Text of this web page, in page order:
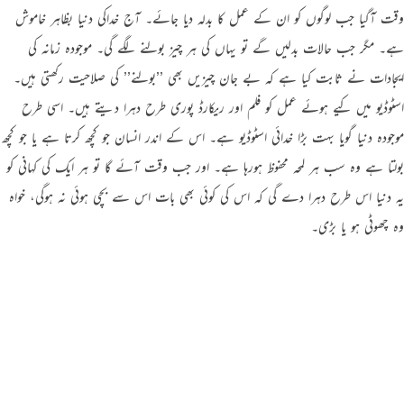
وقت آگیا جب لوگوں کو ان کے عمل کا بدلہ دیا جائے۔ آج خداکی دنیا بظاہر خاموش
ہے۔ مگر جب حالات بدلیں گے تو یہاں کی ہر چیز بولنے لگے گی۔ موجودہ زمانہ کی
ایجادات نے ثابت کیا ہے کہ بے جان چیزیں بھی ’’بولنے’’ کی صلاحیت رکھتی ہیں۔
اسٹوڈیو میں کیے ہوئے عمل کو فلم اور ریکارڈ پوری طرح دہرا دیتے ہیں۔ اسی طرح
موجودہ دنیا گویا بہت بڑا خدائی اسٹوڈیو ہے۔ اس کے اندر انسان جو کچھ کرتا ہے یا جو کچھ
بولتا ہے وہ سب ہر لمحہ محفوظ ہورہا ہے۔ اور جب وقت آئے گا تو ہر ایک کی کہانی کو
یہ دنیا اس طرح دہرا دے گی کہ اس کی کوئی بھی بات اس سے بچی ہوئی نہ ہوگی، خواہ
وہ چھوٹی ہو یا بڑی۔